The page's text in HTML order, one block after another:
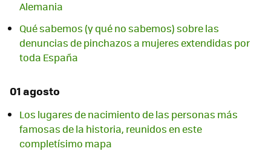
Alemania
Qué sabemos (y qué no sabemos) sobre las
denuncias de pinchazos a mujeres extendidas por
toda España
01 agosto
Los lugares de nacimiento de las personas más
famosas de la historia, reunidos en este
completísimo mapa